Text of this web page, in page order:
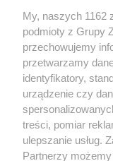
Żaden utwór
rozpowszechniany lub
tym także elektroniczny
eksploatacji w
bez pisemnej zgody
wykorzystanie utworów
bez właściwej zgody,
prawnie.
My, naszych 1162
podmioty z Grupy
przechowujemy
przetwarzamy
identyfikatory,
urządzenie czy
treści, pomiar
ulepszanie usług.
Partnerzy